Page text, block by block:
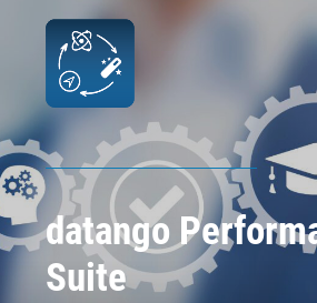
datango
Suite